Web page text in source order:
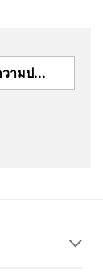
เรียนรู้เกี่ยวกับ 3M PPE อุปกรณ์เพื่อความปลอดภัยส่วนบุคคล สำหรับใช้งานในอุตสาหกรรมและอันตราย